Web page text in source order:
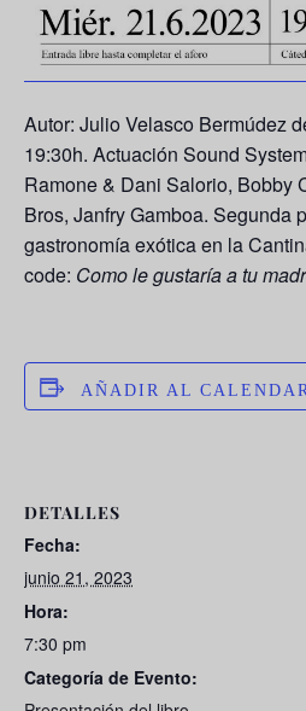
Autor: Julio Velasco Bermúdez
19:30h. Actuación Sound
Ramone & Dani Salorio, Bobby
Bros, Janfry Gamboa. Segunda
gastronomía exótica en la
code: Como le gustaría a tu
AÑADIR AL
DETALLES
Fecha:
junio 21, 2023
Hora:
7:30 pm
Categoría de Evento: